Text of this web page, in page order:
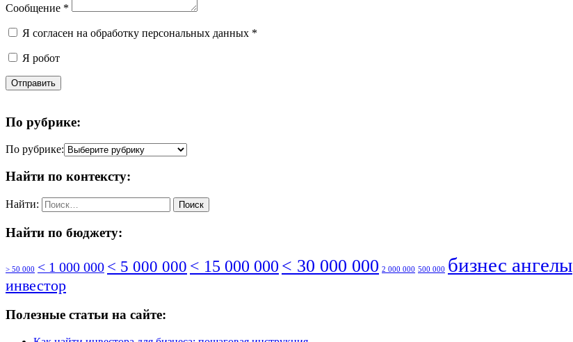
Сообщение *
Я согласен на обработку персональных данных *
Я робот
Отправить
По рубрике:
По рубрике:
Найти по контексту:
Найти:
Найти по бюджету:
> 50 000 < 1 000 000 < 5 000 000 < 15 000 000 < 30 000 000 2 000 000 500 000 бизнес ангелы
инвестор
Полезные статьи на сайте: